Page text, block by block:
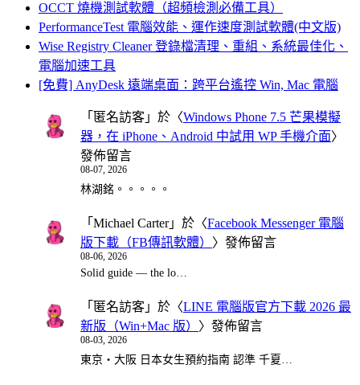
OCCT 燒機測試軟體（超頻檢測必備工具）
PerformanceTest 電腦效能、運作速度測試軟體(中文版)
Wise Registry Cleaner 登錄檔清理、重組、系統最佳化、
電腦加速工具
[免費] AnyDesk 遠端桌面：跨平台遙控 Win, Mac 電腦
「 匿名訪客 」於〈Windows Phone 7.5 芒果模擬
器，在 iPhone、Android 中試用 WP 手機介面〉
發佈留言
08-07, 2026
林湖銘。。。。。
「 Michael Carter」於〈Facebook Messenger 電腦
版下載（FB傳訊軟體） 〉發佈留言
08-06, 2026
Solid guide — the lo…
「 匿名訪客 」於〈LINE 電腦版官方下載 2026 最
新版（Win+Mac 版） 〉發佈留言
08-03, 2026
東京・大阪 日本女生預約指南 認準 千夏…